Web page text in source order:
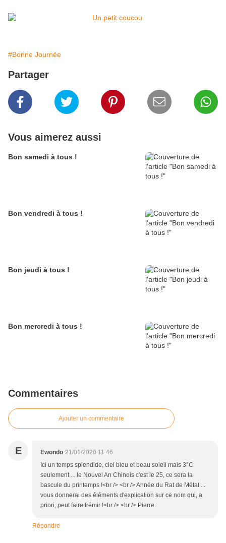
#Bonne Journée
Partager
Vous aimerez aussi
Bon samedi à tous !
Bon vendredi à tous !
Bon jeudi à tous !
Bon mercredi à tous !
Commentaires
Ajouter un commentaire
E Ewondo 21/01/2020 11:46
Ici un temps splendide, ciel bleu et beau soleil mais 3°C
seulement ... le Nouvel An Chinois c'est le 25, ce sera la
bascule du printemps !<br /> <br /> Année du Rat de Métal ...
vous donnerai des éléments d'explication sur ce nom qui, a
priori, peut faire frémir !<br /> <br /> Pierre.
Répondre